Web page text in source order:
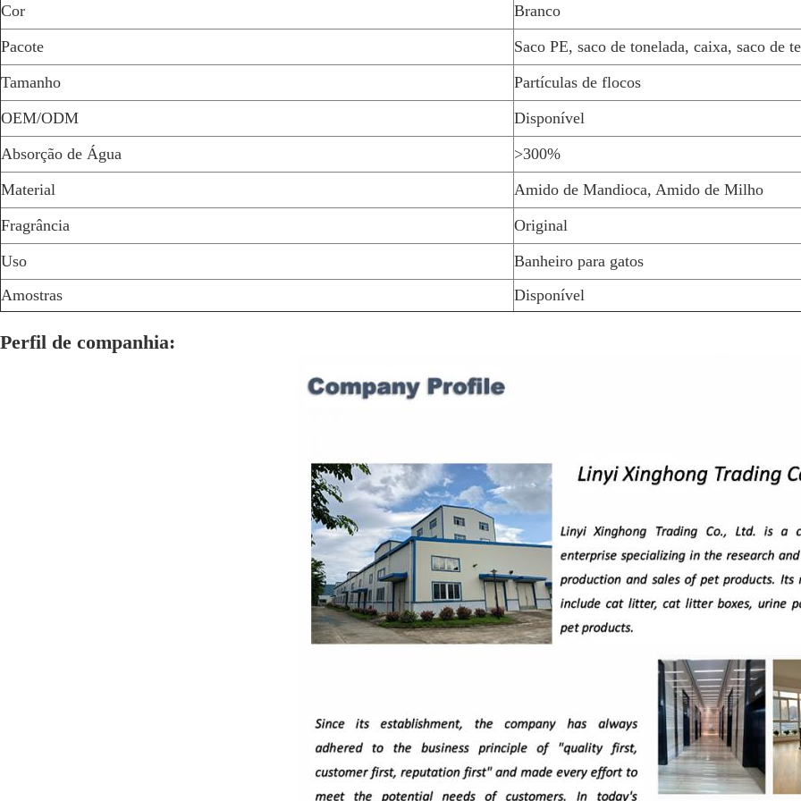
Cor
Branco
Pacote
Saco PE, saco de tonelada, caixa, saco de
Tamanho
Partículas de flocos
OEM/ODM
Disponível
Absorção de Água
>300%
Material
Amido de Mandioca, Amido de Milho
Fragrância
Original
Uso
Banheiro para gatos
Amostras
Disponível
Perfil de companhia: